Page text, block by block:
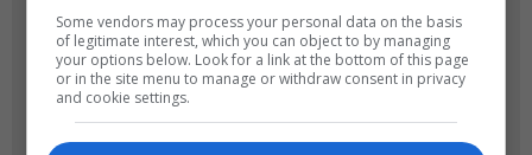
Some vendors may process your personal data on the basis
of legitimate interest, which you can object to by managing
your options below. Look for a link at the bottom of this page
or in the site menu to manage or withdraw consent in privacy
and cookie settings.